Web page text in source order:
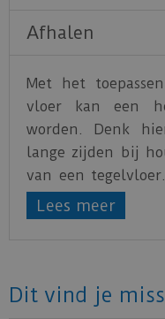
Afhalen
Met het
vloer kan een
worden. Denk
lange zijden bij
van een
dimensie aan de
Lees meer
Dit vind je